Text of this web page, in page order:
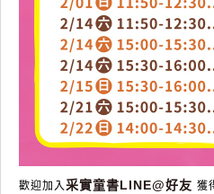
歡迎加入采實童書LINE@好友 獲